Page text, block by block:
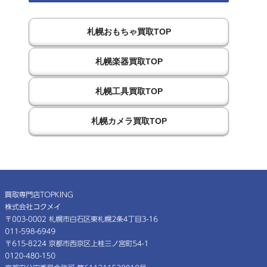
札幌おもちゃ買取TOP
札幌楽器買取TOP
札幌工具買取TOP
札幌カメラ買取TOP